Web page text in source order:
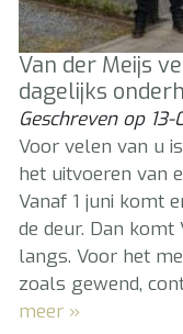
Van der Meijs
dagelijks
Geschreven op
Voor velen van u
het uitvoeren van
Vanaf 1 juni komt
de deur. Dan komt
langs. Voor het
zoals gewend,
meer »